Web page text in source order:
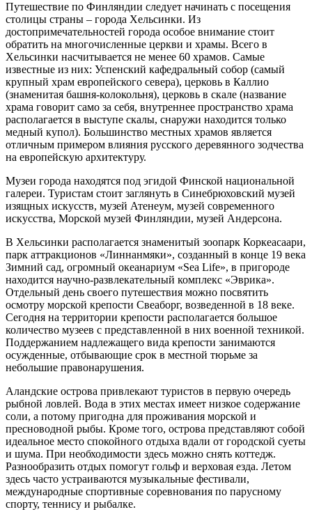
Путешествие по Финляндии следует начинать с посещения
столицы страны – города Хельсинки. Из
достопримечательностей города особое внимание стоит
обратить на многочисленные церкви и храмы. Всего в
Хельсинки насчитывается не менее 60 храмов. Самые
известные из них: Успенский кафедральный собор (самый
крупный храм европейского севера), церковь в Каллио
(знаменитая башня-колокольня), церковь в скале (название
храма говорит само за себя, внутреннее пространство храма
располагается в выступе скалы, снаружи находится только
медный купол). Большинство местных храмов является
отличным примером влияния русского деревянного зодчества
на европейскую архитектуру.
Музеи города находятся под эгидой Финской национальной
галереи. Туристам стоит заглянуть в Синебрюховский музей
изящных искусств, музей Атенеум, музей современного
искусства, Морской музей Финляндии, музей Андерсона.
В Хельсинки располагается знаменитый зоопарк Коркеасаари,
парк аттракционов «Линнанмяки», созданный в конце 19 века
Зимний сад, огромный океанариум «Sea Life», в пригороде
находится научно-развлекательный комплекс «Эврика».
Отдельный день своего путешествия можно посвятить
осмотру морской крепости Свеаборг, возведенной в 18 веке.
Сегодня на территории крепости располагается большое
количество музеев с представленной в них военной техникой.
Поддержанием надлежащего вида крепости занимаются
осужденные, отбывающие срок в местной тюрьме за
небольшие правонарушения.
Аландские острова привлекают туристов в первую очередь
рыбной ловлей. Вода в этих местах имеет низкое содержание
соли, а потому пригодна для проживания морской и
пресноводной рыбы. Кроме того, острова представляют собой
идеальное место спокойного отдыха вдали от городской суеты
и шума. При необходимости здесь можно снять коттедж.
Разнообразить отдых помогут гольф и верховая езда. Летом
здесь часто устраиваются музыкальные фестивали,
международные спортивные соревнования по парусному
спорту, теннису и рыбалке.